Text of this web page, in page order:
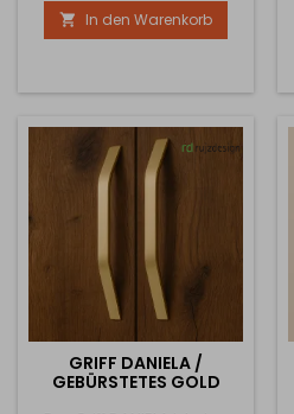
 In den Warenkorb
GRIFF DANIELA /
GEBÜRSTETES GOLD